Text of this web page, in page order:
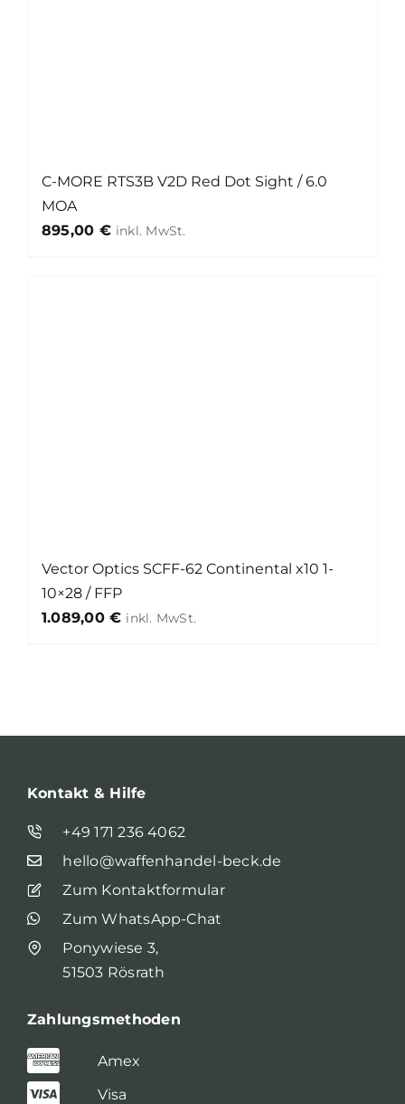
C-MORE RTS3B V2D Red Dot Sight / 6.0
MOA
895,00 €
Vector Optics SCFF-62 Continental x10 1-
10×28 / FFP
1.089,00€
Kontakt & Hilfe
+49 171 236 4062
hello@waffenhandel-beck.de
Zum Kontaktformular
Zum WhatsApp-Chat
Ponywiese 3,
51503 Rösrath
Zahlungsmethoden
Amex
Visa